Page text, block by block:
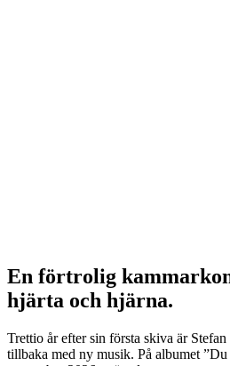
En förtrolig
hjärta och hjärna.
Trettio år efter sin första skiva är
tillbaka med ny musik. På albumet